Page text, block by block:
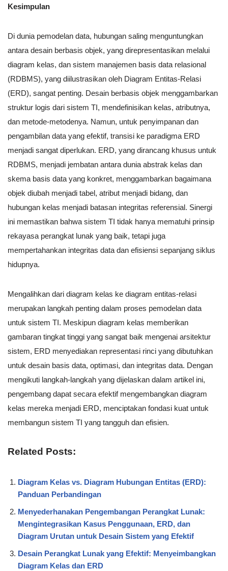
Kesimpulan
Di dunia pemodelan data, hubungan saling menguntungkan
antara desain berbasis objek, yang direpresentasikan melalui
diagram kelas, dan sistem manajemen basis data relasional
(RDBMS), yang diilustrasikan oleh Diagram Entitas-Relasi
(ERD), sangat penting. Desain berbasis objek menggambarkan
struktur logis dari sistem TI, mendefinisikan kelas, atributnya,
dan metode-metodenya. Namun, untuk penyimpanan dan
pengambilan data yang efektif, transisi ke paradigma ERD
menjadi sangat diperlukan. ERD, yang dirancang khusus untuk
RDBMS, menjadi jembatan antara dunia abstrak kelas dan
skema basis data yang konkret, menggambarkan bagaimana
objek diubah menjadi tabel, atribut menjadi bidang, dan
hubungan kelas menjadi batasan integritas referensial. Sinergi
ini memastikan bahwa sistem TI tidak hanya mematuhi prinsip
rekayasa perangkat lunak yang baik, tetapi juga
mempertahankan integritas data dan efisiensi sepanjang siklus
hidupnya.
Mengalihkan dari diagram kelas ke diagram entitas-relasi
merupakan langkah penting dalam proses pemodelan data
untuk sistem TI. Meskipun diagram kelas memberikan
gambaran tingkat tinggi yang sangat baik mengenai arsitektur
sistem, ERD menyediakan representasi rinci yang dibutuhkan
untuk desain basis data, optimasi, dan integritas data. Dengan
mengikuti langkah-langkah yang dijelaskan dalam artikel ini,
pengembang dapat secara efektif mengembangkan diagram
kelas mereka menjadi ERD, menciptakan fondasi kuat untuk
membangun sistem TI yang tangguh dan efisien.
Related Posts:
Diagram Kelas vs. Diagram Hubungan Entitas (ERD):
Panduan Perbandingan
Menyederhanakan Pengembangan Perangkat Lunak:
Mengintegrasikan Kasus Penggunaan, ERD, dan
Diagram Urutan untuk Desain Sistem yang Efektif
Desain Perangkat Lunak yang Efektif: Menyeimbangkan
Diagram Kelas dan ERD